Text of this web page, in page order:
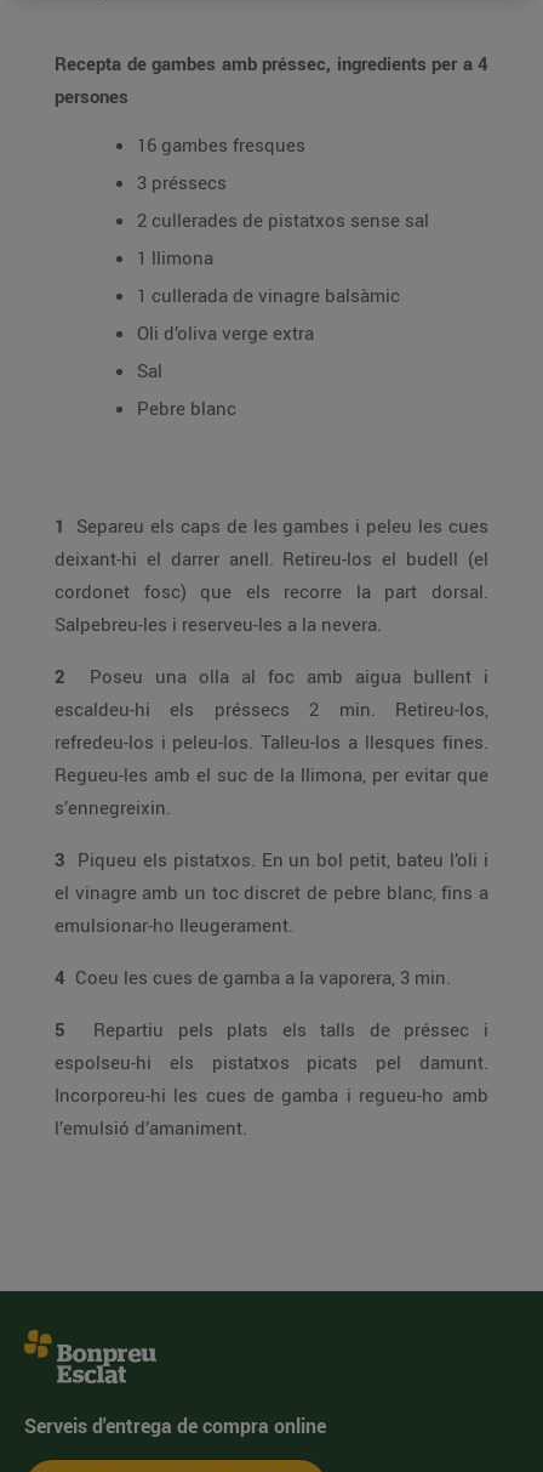
Recepta de gambes amb préssec, ingredients per a 4
persones
16 gambes fresques
3 préssecs
2 cullerades de pistatxos sense sal
1 llimona
1 cullerada de vinagre balsàmic
Oli d’oliva verge extra
Sal
Pebre blanc
1
Separeu els caps de les gambes i peleu les cues
deixant-hi el darrer anell. Retireu-los el budell (el
cordonet fosc) que els recorre la part dorsal.
Salpebreu-les i reserveu-les a la nevera.
2 Poseu una olla al foc amb aigua bullent i
escaldeu-hi els préssecs 2 min. Retireu-los,
refredeu-los i peleu-los. Talleu-los a llesques fines.
Regueu-les amb el suc de la llimona, per evitar que
s’ennegreixin.
3 Piqueu els pistatxos. En un bol petit, bateu l’oli i
el vinagre amb un toc discret de pebre blanc, fins a
emulsionar-ho lleugerament.
4 Coeu les cues de gamba a la vaporera, 3 min.
5 Repartiu pels plats els talls de préssec i
espolseu-hi els pistatxos picats pel damunt.
Incorporeu-hi les cues de gamba i regueu-ho amb
l’emulsió d’amaniment.
Serveis d'entrega de compra online